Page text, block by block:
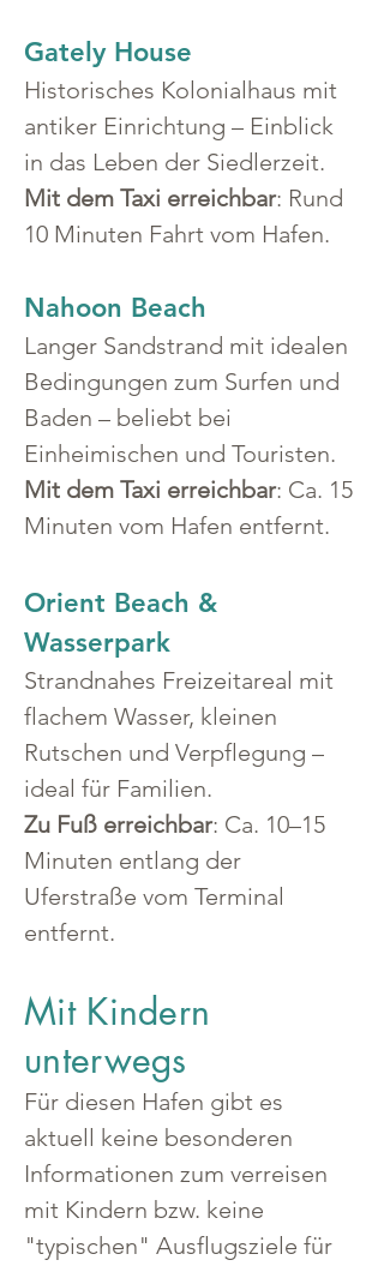
Gately House
Historisches Kolonialhaus mit
antiker Einrichtung – Einblick
in das Leben der Siedlerzeit.
Mit dem Taxi erreichbar: Rund
10 Minuten Fahrt vom Hafen.
Nahoon Beach
Langer Sandstrand mit idealen
Bedingungen zum Surfen und
Baden – beliebt bei
Einheimischen und Touristen.
Mit dem Taxi erreichbar: Ca. 15
Minuten vom Hafen entfernt.
Orient Beach &
Wasserpark
Strandnahes Freizeitareal mit
flachem Wasser, kleinen
Rutschen und Verpflegung –
ideal für Familien.
Zu Fuß erreichbar: Ca. 10–15
Minuten entlang der
Uferstraße vom Terminal
entfernt.
Mit Kindern
unterwegs
Für diesen Hafen gibt es
aktuell keine besonderen
Informationen zum verreisen
mit Kindern bzw. keine
"typischen" Ausflugsziele für